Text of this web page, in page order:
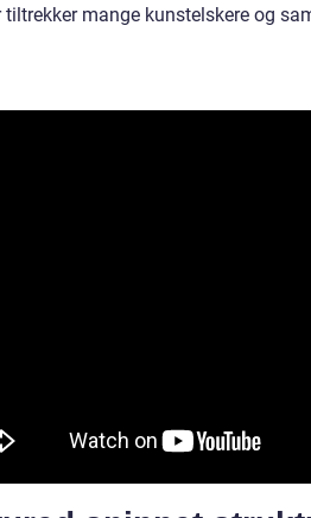
tiltrekker mange kunstelskere og